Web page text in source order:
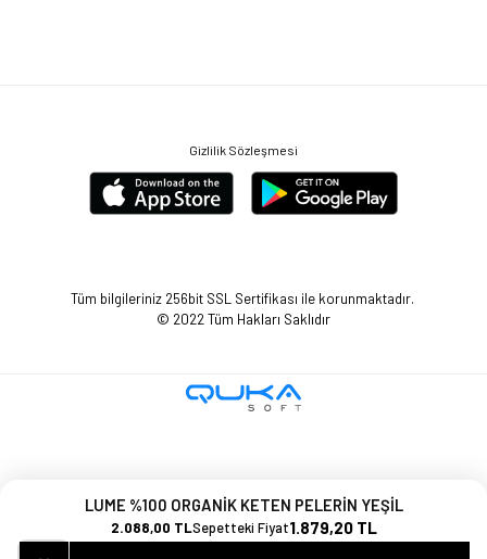
LUME %100 ORGANİK KETEN PELERİN YEŞİL
2.088,00 TLSepetteki Fiyat1.879,20 TL
Gizlilik Sözleşmesi
Tüm bilgileriniz 256bit SSL Sertifikası ile korunmaktadır.
© 2022 Tüm Hakları Saklıdır